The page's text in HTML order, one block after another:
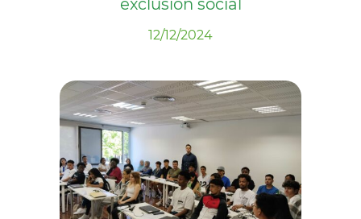
exclusión social
12/12/2024